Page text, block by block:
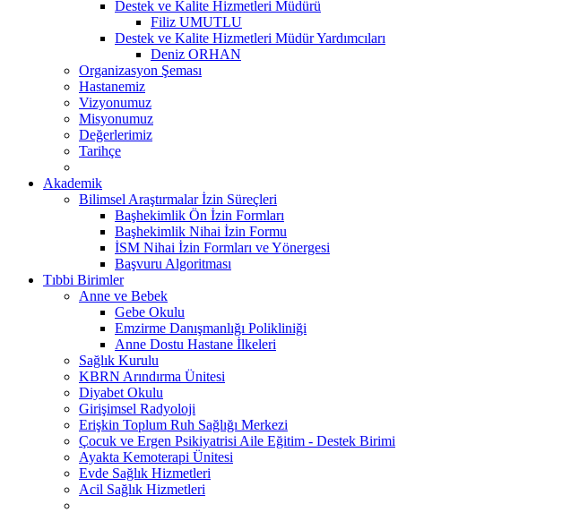
Destek ve Kalite Hizmetleri Müdürü
Filiz UMUTLU
Destek ve Kalite Hizmetleri Müdür Yardımcıları
Deniz ORHAN
Organizasyon Şeması
Hastanemiz
Vizyonumuz
Misyonumuz
Değerlerimiz
Tarihçe
Akademik
Bilimsel Araştırmalar İzin Süreçleri
Başhekimlik Ön İzin Formları
Başhekimlik Nihai İzin Formu
İSM Nihai İzin Formları ve Yönergesi
Başvuru Algoritması
Tıbbi Birimler
Anne ve Bebek
Gebe Okulu
Emzirme Danışmanlığı Polikliniği
Anne Dostu Hastane İlkeleri
Sağlık Kurulu
KBRN Arındırma Ünitesi
Diyabet Okulu
Girişimsel Radyoloji
Erişkin Toplum Ruh Sağlığı Merkezi
Çocuk ve Ergen Psikiyatrisi Aile Eğitim - Destek Birimi
Ayakta Kemoterapi Ünitesi
Evde Sağlık Hizmetleri
Acil Sağlık Hizmetleri